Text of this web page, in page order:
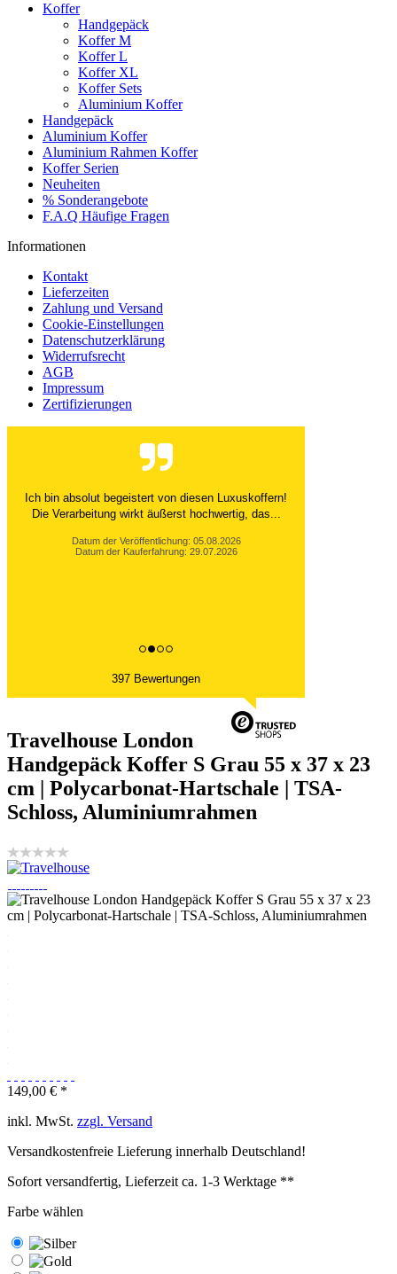
Koffer
Handgepäck
Koffer M
Koffer L
Koffer XL
Koffer Sets
Aluminium Koffer
Handgepäck
Aluminium Koffer
Aluminium Rahmen Koffer
Koffer Serien
Neuheiten
% Sonderangebote
F.A.Q Häufige Fragen
Informationen
Kontakt
Lieferzeiten
Zahlung und Versand
Cookie-Einstellungen
Datenschutzerklärung
Widerrufsrecht
AGB
Impressum
Zertifizierungen
Ich bin absolut begeistert von diesen Luxuskoffern!
Die Verarbeitung wirkt äußerst hochwertig, das...
Datum der Veröffentlichung: 05.08.2026
Datum der Kauferfahrung: 29.07.2026
397 Bewertungen
Travelhouse London
Handgepäck Koffer S Grau 55 x 37 x 23
cm | Polycarbonat-Hartschale | TSA-
Schloss, Aluminiumrahmen
149,00 € *
inkl. MwSt. zzgl. Versand
Versandkostenfreie Lieferung innerhalb Deutschland!
Sofort versandfertig, Lieferzeit ca. 1-3 Werktage **
Farbe wählen